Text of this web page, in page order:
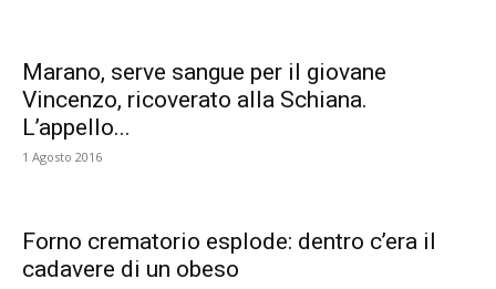
Marano, serve sangue per il giovane
Vincenzo, ricoverato alla Schiana.
L’appello...
1 Agosto 2016
Forno crematorio esplode: dentro c’era il
cadavere di un obeso